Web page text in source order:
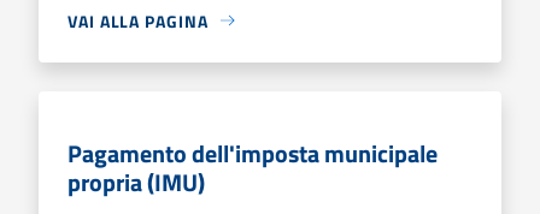
VAI ALLA PAGINA
Pagamento dell'imposta municipale
propria (IMU)